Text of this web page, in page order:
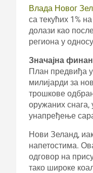
Влада Новог
са текућих 1%
долази као
региона у
Значајна
План предвиђа
милијарди за
трошкове
оружаних снага,
унапређење
Нови Зеланд,
напетостима.
одговор на
тако широке